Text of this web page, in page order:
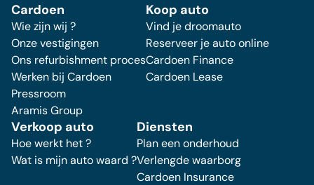
Cardoen
Wie zijn wij ?
Onze vestigingen
Ons refurbishment proces
Werken bij Cardoen
Pressroom
Aramis Group
Koop auto
Vind je droomauto
Reserveer je auto online
Cardoen Finance
Cardoen Lease
Verkoop auto
Hoe werkt het ?
Wat is mijn auto waard ?
Diensten
Plan een onderhoud
Verlengde waarborg
Cardoen Insurance